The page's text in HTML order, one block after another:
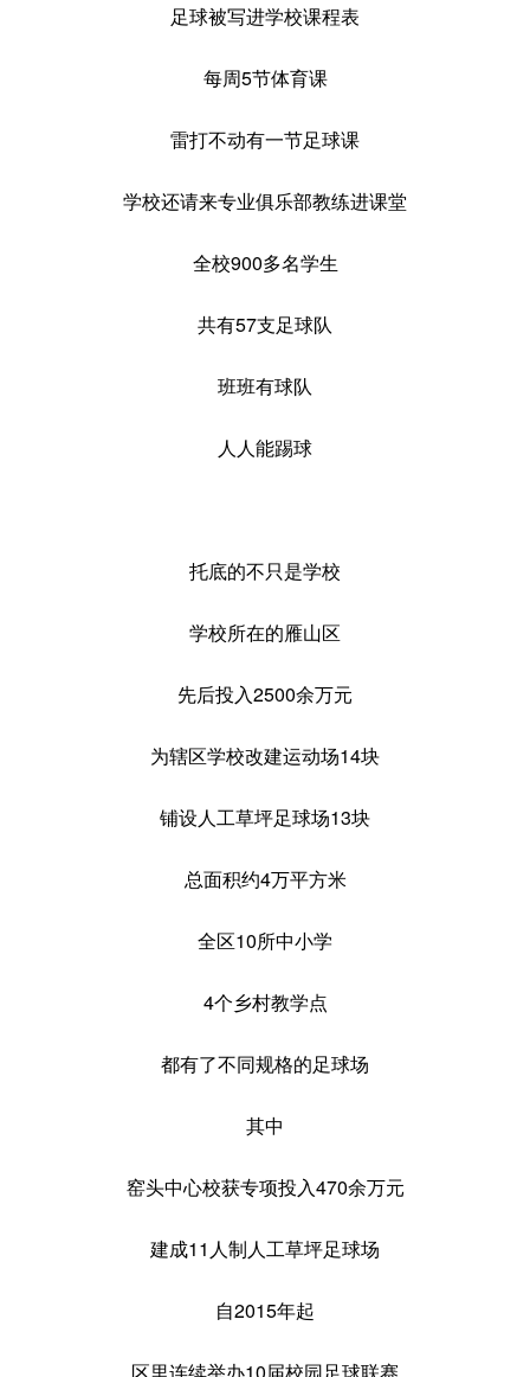
足球被写进学校课程表
每周5节体育课
雷打不动有一节足球课
学校还请来专业俱乐部教练进课堂
全校900多名学生
共有57支足球队
班班有球队
人人能踢球
托底的不只是学校
学校所在的雁山区
先后投入2500余万元
为辖区学校改建运动场14块
铺设人工草坪足球场13块
总面积约4万平方米
全区10所中小学
4个乡村教学点
都有了不同规格的足球场
其中
窑头中心校获专项投入470余万元
建成11人制人工草坪足球场
自2015年起